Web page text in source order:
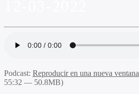
Podcast: Reproducir en una nueva ventana
55:32 — 50.8MB)